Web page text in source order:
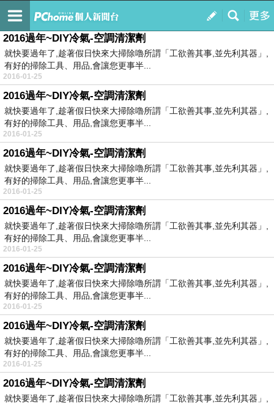
我的
訂閱
2015 happy�
2016過年~DIY冷氣-空調清潔劑
就快要過年了,趁著假日快來大掃除嚕所謂「工欲善其事,並先利其器」,
有好的掃除工具、用品,會讓您更事半...
2016-01-25
2016過年~DIY冷氣-空調清潔劑
就快要過年了,趁著假日快來大掃除嚕所謂「工欲善其事,並先利其器」,
有好的掃除工具、用品,會讓您更事半...
2016-01-25
2016過年~DIY冷氣-空調清潔劑
就快要過年了,趁著假日快來大掃除嚕所謂「工欲善其事,並先利其器」,
有好的掃除工具、用品,會讓您更事半...
2016-01-25
2016過年~DIY冷氣-空調清潔劑
就快要過年了,趁著假日快來大掃除嚕所謂「工欲善其事,並先利其器」,
有好的掃除工具、用品,會讓您更事半...
2016-01-25
2016過年~DIY冷氣-空調清潔劑
就快要過年了,趁著假日快來大掃除嚕所謂「工欲善其事,並先利其器」,
有好的掃除工具、用品,會讓您更事半...
2016-01-25
2016過年~DIY冷氣-空調清潔劑
就快要過年了,趁著假日快來大掃除嚕所謂「工欲善其事,並先利其器」,
有好的掃除工具、用品,會讓您更事半...
2016-01-25
2016過年~DIY冷氣-空調清潔劑
就快要過年了,趁著假日快來大掃除嚕所謂「工欲善其事,並先利其器」,